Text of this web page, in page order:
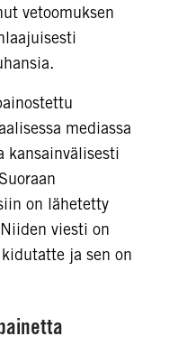
vetoomuksen
mediassa
kansainvälisesti
on lähetetty
viesti on
ja sen on